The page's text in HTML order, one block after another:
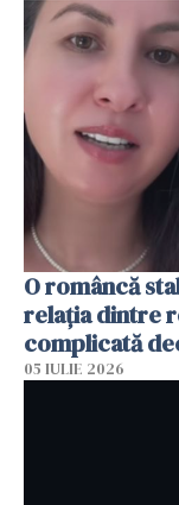
O româncă
relația dintre
complicată
05 IULIE 2026